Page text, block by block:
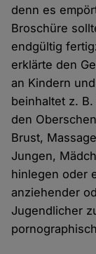
denn es
Broschüre
endgültig
erklärte den
an Kindern
beinhaltet z.
den
Brust,
Jungen,
hinlegen oder
anziehender
Jugendlicher